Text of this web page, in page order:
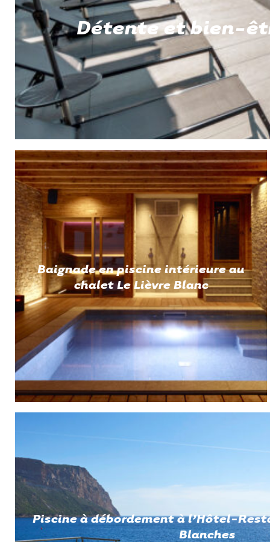
Détente et bien-
Baignade en piscine intérieure au
chalet Le Lièvre Blanc
Piscine à débordement à l’Hôtel-
Blanches